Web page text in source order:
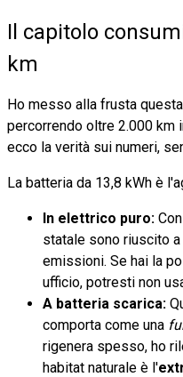
Il capitolo
km
Ho messo alla frusta
percorrendo oltre 2.000
ecco la verità sui numeri,
La batteria da 13,8 kWh è
In elettrico puro:
statale sono riuscito
emissioni. Se hai la
ufficio, potresti non
A batteria scarica:
comporta come una
rigenera spesso, ho
habitat naturale è l'